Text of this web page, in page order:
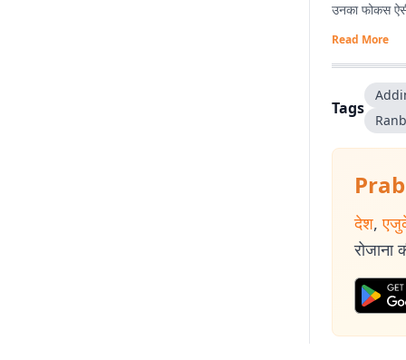
उनका फोकस
Read More
Tags
देश,
रोजाना